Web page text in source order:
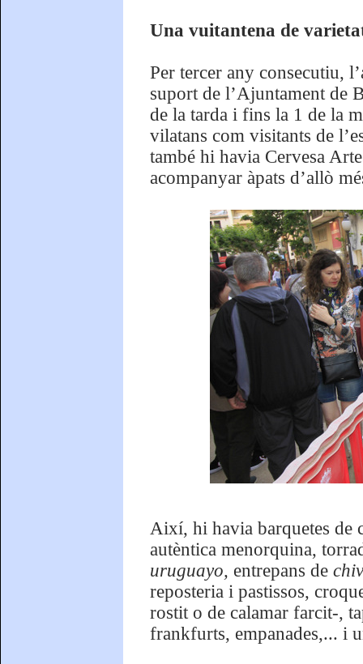
Una vuitantena de
Per tercer any consecutiu,
suport de l’Ajuntament de
de la tarda i fins la 1 de la
vilatans com visitants de
també hi havia Cervesa
acompanyar àpats d’allò
Així, hi havia barquetes de
autèntica menorquina,
uruguayo, entrepans de
reposteria i pastissos,
rostit o de calamar farcit-,
frankfurts, empanades,... i